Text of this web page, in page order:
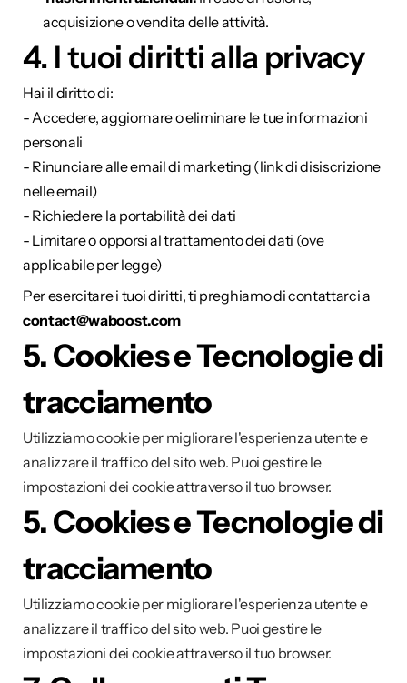
acquisizione o vendita delle attività.
4. I tuoi diritti alla privacy
Hai il diritto di:
- Accedere, aggiornare o eliminare le tue informazioni
personali
- Rinunciare alle email di marketing (link di disiscrizione
nelle email)
- Richiedere la portabilità dei dati
- Limitare o opporsi al trattamento dei dati (ove
applicabile per legge)
contact@waboost.com
5. Cookies e Tecnologie di
tracciamento
Utilizziamo cookie per migliorare l'esperienza utente e
analizzare il traffico del sito web. Puoi gestire le
impostazioni dei cookie attraverso il tuo browser.
5. Cookies e Tecnologie di
tracciamento
Utilizziamo cookie per migliorare l'esperienza utente e
analizzare il traffico del sito web. Puoi gestire le
impostazioni dei cookie attraverso il tuo browser.